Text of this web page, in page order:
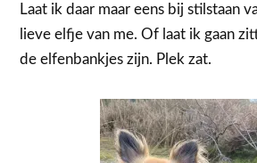
Laat ik daar maar eens bij stilstaan
lieve elfje van me. Of laat ik gaan
de elfenbankjes zijn. Plek zat.